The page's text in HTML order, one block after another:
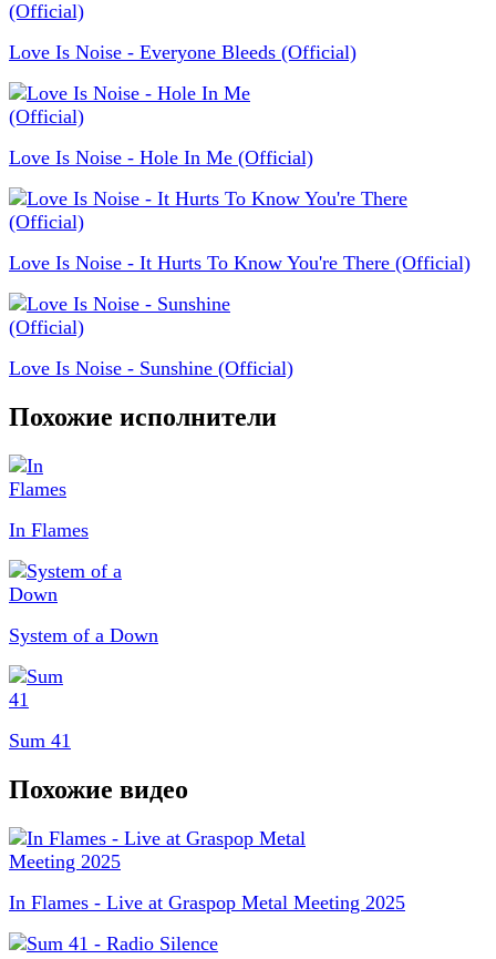
Love Is Noise - Everyone Bleeds (Official)
Love Is Noise - Hole In Me (Official)
Love Is Noise - It Hurts To Know You're There (Official)
Love Is Noise - Sunshine (Official)
Похожие исполнители
In Flames
System of a Down
Sum 41
Похожие видео
In Flames - Live at Graspop Metal Meeting 2025